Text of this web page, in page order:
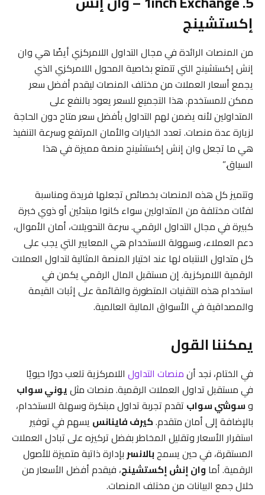
إكستشينج
من المنصات الرائدة في مجال التداول اللامركزي أيضًا هي وان
إنش إكستشينج التي تتمتع بخاصية المحول اللامركزي الذي
يجمع أسعار العملات من مختلف المنصات ليقدم أفضل سعر
ممكن للمستخدم. هذا التجميع للسعر يعود بالنفع على
المتداولين لأنه يضمن لهم التداول بأفضل سعر متاح دون الحاجة
لزيارة عدة منصات. تعدد الخيارات والأمان المرتفع وسرعة التنفيذ
هي ما تجعل وان إنش إكستشينج منصة مميزة في هذا
السياق.”
وتتميز كل هذه المنصات بخصائص تجعلها فريدة ومناسبة
لفئات مختلفة من المتداولين سواء كانوا مبتدئين أو ذوي خبرة
كبيرة في مجال التداول الرقمي. سرعة التحويلات، أمان الأموال،
دعم العملاء، وسهولة الاستخدام هي المعايير التي يجب على
كل متداول الانتباه لها عند اختيار المنصة المثالية لتداول العملات
الرقمية اللامركزية. إن مستقبل المال الرقمي يكمن في
استخدام هذه التقنيات المتطورة والقائمة على إثبات القيمة
والمصداقية في الأسواق المالية العالمية.
يمكننا القول
في الختام، نجد أنمنصات التداول اللامركزية تلعب دورًا حيويًا
في مستقبل تداول العملات الرقمية. منصات مثليوني سواب
وسوشي سواب تقدم تجربة تداول مبتكرة وسهلة الاستخدام،
بالإضافة إلى أمان متقدم.كيرف فاينانس يسهم في توفير
استقرار الأسعار وتقليل المخاطر بفضل تركيزه على تبادل العملات
المستقرة، في حين يسمحبالانسر بإدارة ذاتية متميزة للأصول
الرقمية. أماوان إنش إكستشينج، فيقدم أفضل الأسعار من
خلال جمع البيانات من مختلف المنصات.